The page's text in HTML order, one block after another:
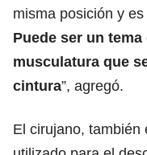
misma posición y
Puede ser un
musculatura que
cintura”, agregó.
El cirujano, también